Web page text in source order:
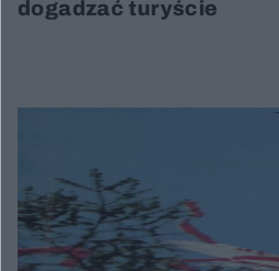
dogadzać turyście